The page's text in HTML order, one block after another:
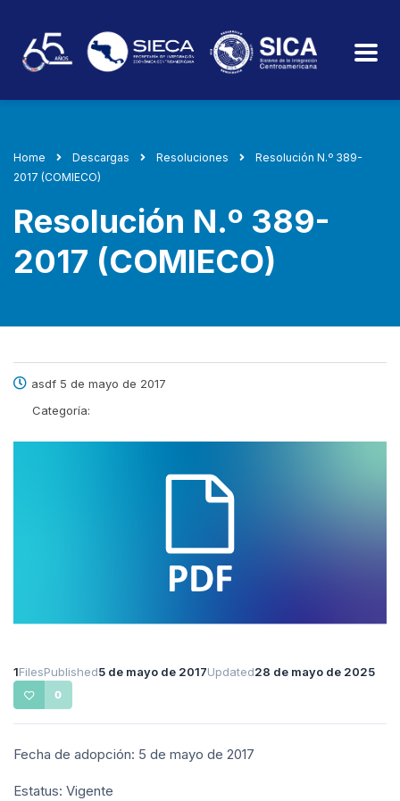
Home Descargas Resoluciones
Resolución N.º 389-
2017 (COMIECO)
Resolución N.º 389-
2017 (COMIECO)
asdf 5 de mayo de 2017
Categoría:
1FilesPublished5 de mayo de 2017Updated28 de mayo de 2025
0
Fecha de adopción: 5 de mayo de 2017
Estatus: Vigente